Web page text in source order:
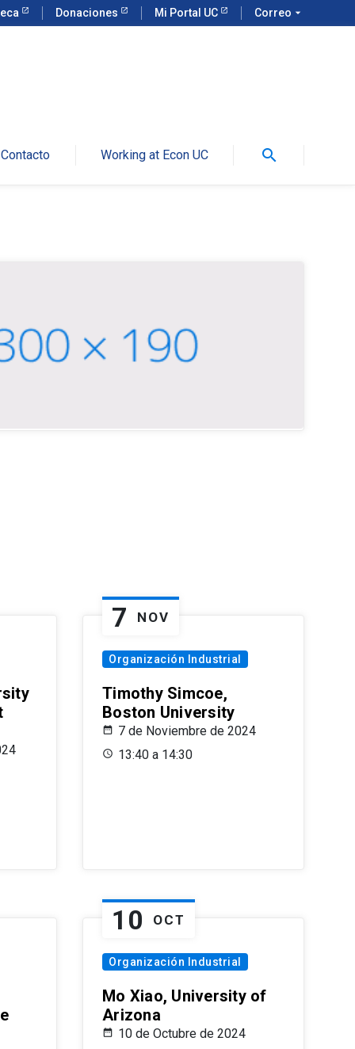
Donaciones Mi Portal UC Correo arrow_drop_down
Contacto Working at Econ UC search
7 NOV
Organización Industrial
Timothy Simcoe,
Boston University
7 de Noviembre de 2024
13:40 a 14:30
10 OCT
Organización Industrial
Mo Xiao, University of
Arizona
10 de Octubre de 2024